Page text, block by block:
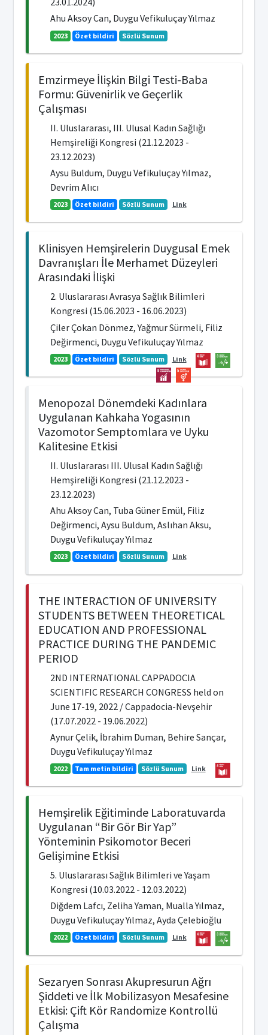
Ahu Aksoy Can, Duygu Vefikuluçay Yılmaz
2023 Özet bildiri Sözlü Sunum
Emzirmeye İlişkin Bilgi Testi-Baba
Formu: Güvenirlik ve Geçerlik
Çalışması
II. Uluslararası, III. Ulusal Kadın Sağlığı
Hemşireliği Kongresi (21.12.2023 -
23.12.2023)
Aysu Buldum, Duygu Vefikuluçay Yılmaz,
Devrim Alıcı
2023 Özet bildiri Sözlü Sunum Link
Klinisyen Hemşirelerin Duygusal Emek
Davranışları İle Merhamet Düzeyleri
Arasındaki İlişki
2. Uluslararası Avrasya Sağlık Bilimleri
Kongresi (15.06.2023 - 16.06.2023)
Çiler Çokan Dönmez, Yağmur Sürmeli, Filiz
Değirmenci, Duygu Vefikuluçay Yılmaz
2023 Özet bildiri Sözlü Sunum Link
Menopozal Dönemdeki Kadınlara
Uygulanan Kahkaha Yogasının
Vazomotor Semptomlara ve Uyku
Kalitesine Etkisi
II. Uluslararası III. Ulusal Kadın Sağlığı
Hemşireliği Kongresi (21.12.2023 -
23.12.2023)
Ahu Aksoy Can, Tuba Güner Emül, Filiz
Değirmenci, Aysu Buldum, Aslıhan Aksu,
Duygu Vefikuluçay Yılmaz
2023 Özet bildiri Sözlü Sunum Link
THE INTERACTION OF UNIVERSITY
STUDENTS BETWEEN THEORETICAL
EDUCATION AND PROFESSIONAL
PRACTICE DURING THE PANDEMIC
PERIOD
2ND INTERNATIONAL CAPPADOCIA
SCIENTIFIC RESEARCH CONGRESS held on
June 17-19, 2022 / Cappadocia-Nevşehir
(17.07.2022 - 19.06.2022)
Aynur Çelik, İbrahim Duman, Behire Sançar,
Duygu Vefikuluçay Yılmaz
2022 Tam metin bildiri Sözlü Sunum Link
Hemşirelik Eğitiminde Laboratuvarda
Uygulanan “Bir Gör Bir Yap”
Yönteminin Psikomotor Beceri
Gelişimine Etkisi
5. Uluslararası Sağlık Bilimleri ve Yaşam
Kongresi (10.03.2022 - 12.03.2022)
Diğdem Lafcı, Zeliha Yaman, Mualla Yılmaz,
Duygu Vefikuluçay Yılmaz, Ayda Çelebioğlu
2022 Özet bildiri Sözlü Sunum Link
Sezaryen Sonrası Akupresurun Ağrı
Şiddeti ve İlk Mobilizasyon Mesafesine
Etkisi: Çift Kör Randomize Kontrollü
Çalışma